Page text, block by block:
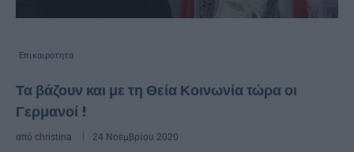
Επικαιρότητα
Τα βάζουν και με τη Θεία Κοινωνία τώρα οι
Γερμανοί !
από christina 24 Νοεμβρίου 2020